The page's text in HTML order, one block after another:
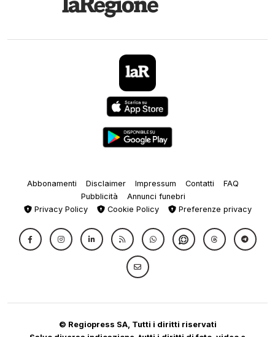
Abbonamenti Disclaimer Impressum Contatti
FAQ
Pubblicità
Annunci funebri
Privacy Policy
Cookie Policy Preferenze privacy
© Regiopress SA, Tutti i diritti riservati